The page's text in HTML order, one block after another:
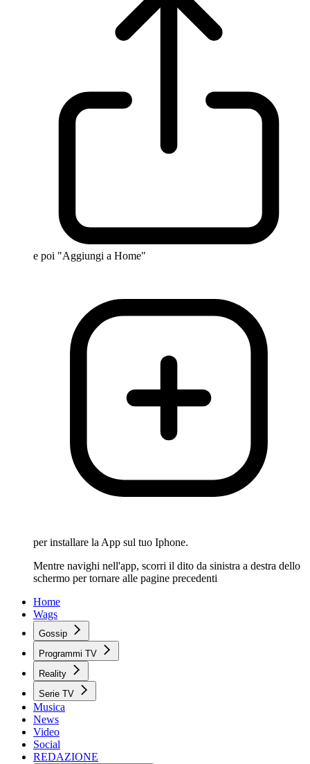
e poi "Aggiungi a Home"
per installare la App sul tuo Iphone.
Mentre navighi nell'app, scorri il dito da sinistra a destra dello
schermo per tornare alle pagine precedenti
Home
Wags
Gossip
Programmi TV
Reality
Serie TV
Musica
News
Video
Social
REDAZIONE